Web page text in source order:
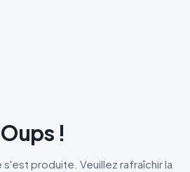
Oups !
produite. Veuillez rafraîchir la